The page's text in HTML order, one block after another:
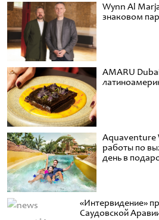
Wynn Al
знаковом
AMARU
Aquaventure
работы по
день в
«Интервидение»
Саудовской